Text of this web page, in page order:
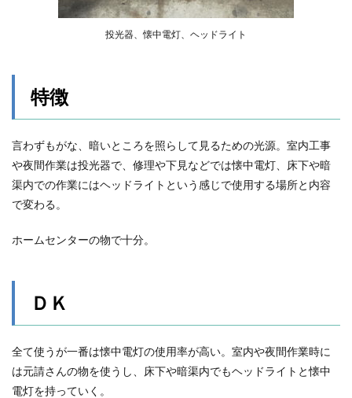
投光器、懐中電灯、ヘッドライト
特徴
言わずもがな、暗いところを照らして見るための光源。室内工事
や夜間作業は投光器で、修理や下見などでは懐中電灯、床下や暗
渠内での作業にはヘッドライトという感じで使用する場所と内容
で変わる。
ホームセンターの物で十分。
ＤＫ
全て使うが一番は懐中電灯の使用率が高い。室内や夜間作業時に
は元請さんの物を使うし、床下や暗渠内でもヘッドライトと懐中
電灯を持っていく。